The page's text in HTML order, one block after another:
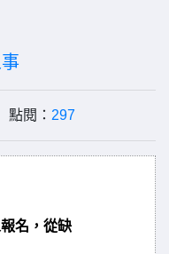
閱： 297
名，從缺